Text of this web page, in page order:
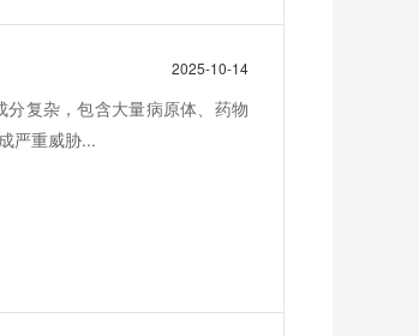
2025-10-14
复杂，包含大量病原体、药物
严重威胁...